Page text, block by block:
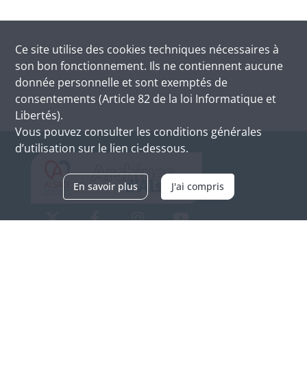
Ce site utilise des cookies techniques nécessaires à
son bon fonctionnement. Ils ne contiennent aucune
donnée personnelle et sont exemptés de
consentements (Article 82 de la loi Informatique et
Libertés).
Vous pouvez consulter les conditions générales
d’utilisation sur le lien ci-dessous.
En savoir plus J'ai compris